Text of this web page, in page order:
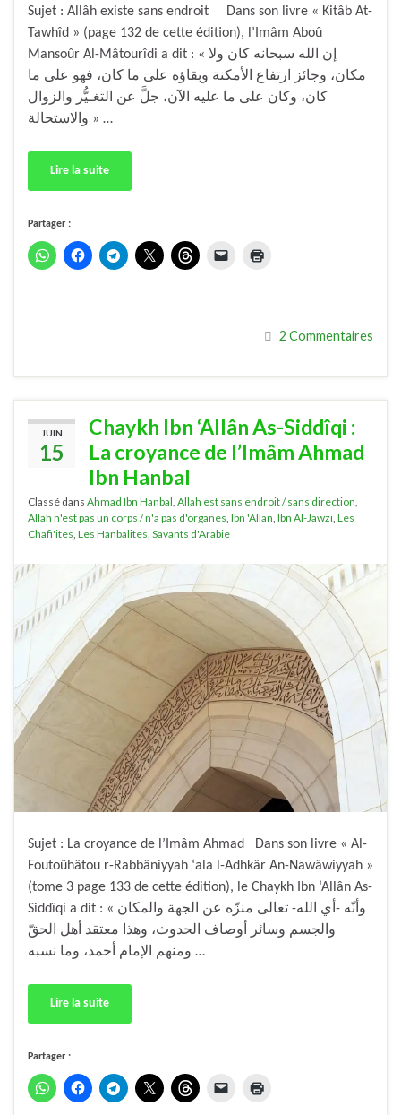
Sujet : Allâh existe sans endroit Dans son livre « Kitâb At-
Tawhîd » (page 132 de cette édition), l’Imâm Aboû
Mansoûr Al-Mâtourîdi a dit : « إن الله سبحانه كان ولا
مكان، وجائز ارتفاع الأمكنة وبقاؤه على ما كان، فهو على ما
كان، وكان على ما عليه الآن، جلَّ عن التغـيُّر والزوال
والاستحالة » …
Lire la suite
Partager :
2 Commentaires
JUIN
15
Chaykh Ibn ‘Allân As-Siddîqi :
La croyance de l’Imâm Ahmad
Ibn Hanbal
Classé dans Ahmad Ibn Hanbal Allah est sans endroit / sans direction
Allah n'est pas un corps / n'a pas d'organes Ibn 'Allan Ibn Al-Jawzi Les
Chafi'ites Les Hanbalites Savants d'Arabie
Sujet : La croyance de l’Imâm Ahmad Dans son livre « Al-
Foutoûhâtou r-Rabbâniyyah ‘ala l-Adhkâr An-Nawâwiyyah »
(tome 3 page 133 de cette édition), le Chaykh Ibn ‘Allân As-
Siddîqi a dit : « وأنّه -أي الله- تعالى منزّه عن الجهة والمكان
والجسم وسائر أوصاف الحدوث، وهذا معتقد أهل الحقّ
ومنهم الإمام أحمد، وما نسبه …
Lire la suite
Partager :